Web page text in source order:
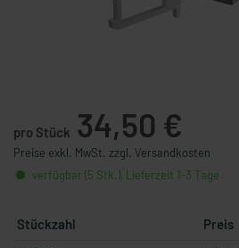
pro Stück 34,50 €
Preise exkl. MwSt. zzgl. Versandkosten
verfügbar (5 Stk.), Lieferzeit 1-3 Tage
Stückzahl Preis